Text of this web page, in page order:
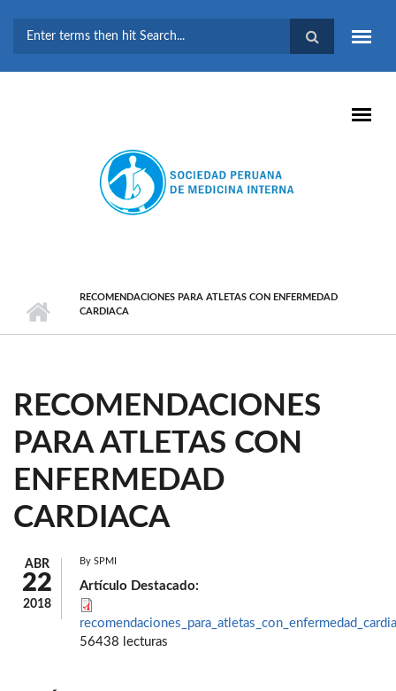
BÚSQUEDA
RECOMENDACIONES PARA ATLETAS CON ENFERMEDAD
CARDIACA
RECOMENDACIONES
PARA ATLETAS CON
ENFERMEDAD
CARDIACA
ABR
22
2018
By SPMI
Artículo Destacado:
56438 lecturas